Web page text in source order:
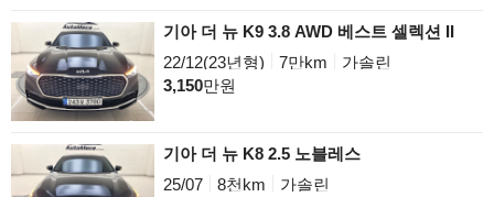
기아 더 뉴 K9 3.8 AWD 베스트 셀렉션 II
22/12(23년형)
7만km
가솔린
3,150만원
기아 더 뉴 K8 2.5 노블레스
25/07
8천km
가솔린